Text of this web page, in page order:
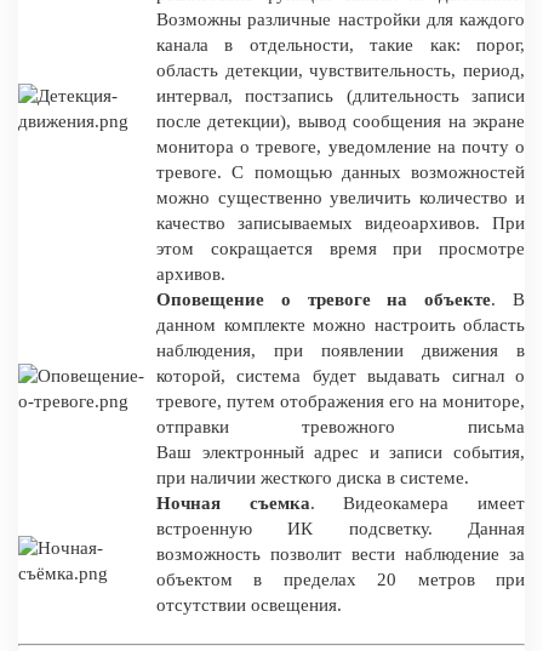
Возможны различные настройки для каждого
канала в отдельности, такие как: порог,
область детекции, чувствительность, период,
интервал, постзапись (длительность записи
после детекции), вывод сообщения на экране
монитора о тревоге, уведомление на почту о
тревоге. С помощью данных возможностей
можно существенно увеличить количество и
качество записываемых видеоархивов. При
этом сокращается время при просмотре
архивов.
Оповещение о тревоге на объекте. В
данном комплекте можно настроить область
наблюдения, при появлении движения в
которой, система будет выдавать сигнал о
тревоге, путем отображения его на мониторе,
отправки тревожного письма
Ваш электронный адрес и записи события,
при наличии жесткого диска в системе.
Ночная съемка. Видеокамера имеет
встроенную ИК подсветку. Данная
возможность позволит вести наблюдение за
объектом в пределах 20 метров при
отсутствии освещения.